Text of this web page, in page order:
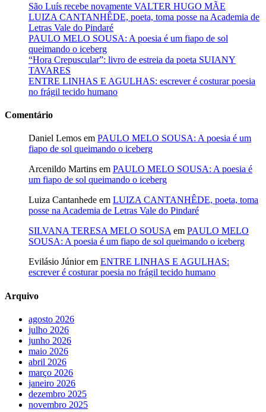
São Luís recebe novamente VALTER HUGO MÃE
LUIZA CANTANHÊDE, poeta, toma posse na Academia de
Letras Vale do Pindaré
PAULO MELO SOUSA: A poesia é um fiapo de sol
queimando o iceberg
“Hora Crepuscular”: livro de estreia da poeta SUIANY
TAVARES
ENTRE LINHAS E AGULHAS: escrever é costurar poesia
no frágil tecido humano
Comentário
Daniel Lemos em PAULO MELO SOUSA: A poesia é um
fiapo de sol queimando o iceberg
Arcenildo Martins em PAULO MELO SOUSA: A poesia é
um fiapo de sol queimando o iceberg
Luiza Cantanhede em LUIZA CANTANHÊDE, poeta, toma
posse na Academia de Letras Vale do Pindaré
SILVANA TERESA MELO SOUSA em PAULO MELO
SOUSA: A poesia é um fiapo de sol queimando o iceberg
Evilásio Júniorem ENTRE LINHAS E AGULHAS:
escrever é costurar poesia no frágil tecido humano
Arquivo
agosto 2026
julho 2026
junho 2026
maio 2026
abril 2026
março 2026
janeiro 2026
dezembro 2025
novembro 2025